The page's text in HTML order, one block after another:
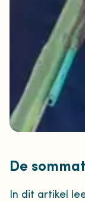
De
In dit artikel